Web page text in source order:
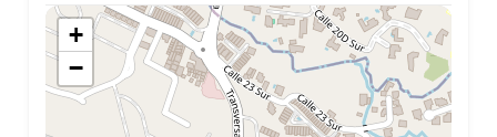
+
−